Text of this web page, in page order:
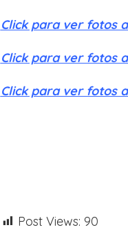
Click para ver fotos
Click para ver fotos
Click para ver fotos
Post Views: 90